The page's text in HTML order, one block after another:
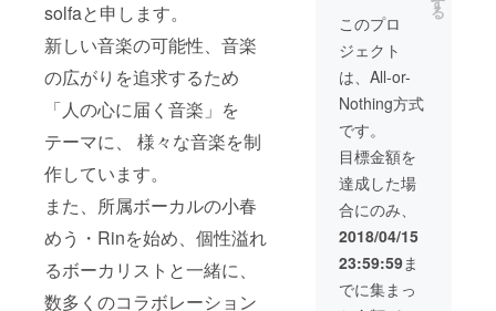
solfaと申します。
新しい音楽の可能性、音楽
の広がりを追求するため
「人の心に届く音楽」を
テーマに、 様々な音楽を制
作しています。
また、所属ボーカルの小春
めう・Rinを始め、個性溢れ
るボーカリストと一緒に、
数多くのコラボレーション
life クラ
ファン
ディン
新曲CD
演者全
員と写
真撮影
アン
コール
テージ
上に一
緒にあ
ファン
ディン
グ限定T
シャツ
エンド
ムー
様のお
名前掲
載 出演
者全員
のサイ
ン入り
サンク
スメッ
セージ
る
このプロ
ジェクト
は、All-or-
Nothing方式
です。
目標金額を
達成した場
合にのみ、
2018/04/15
23:59:59ま
でに集まっ